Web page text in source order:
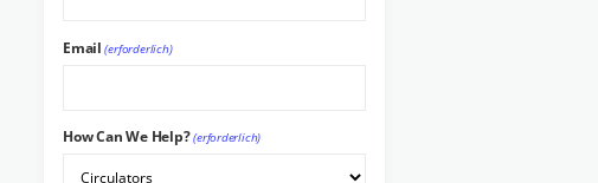
Email (erforderlich)
How Can We Help?(erforderlich)